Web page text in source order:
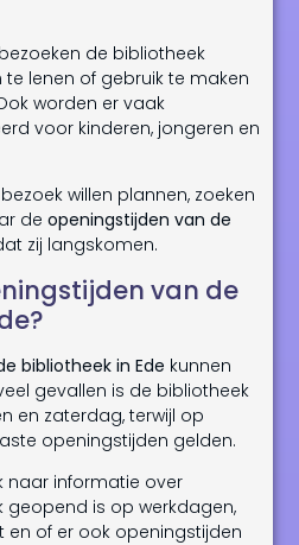
bezoeken de bibliotheek
lenen of gebruik te maken
worden er vaak
voor kinderen, jongeren en
willen plannen, zoeken
deopeningstijden van de
zij langskomen.
van de
bibliotheek in Ede kunnen
gevallen is de bibliotheek
en zaterdag, terwijl op
openingstijden gelden.
naar informatie over
geopend is op werkdagen,
en of er ook openingstijden